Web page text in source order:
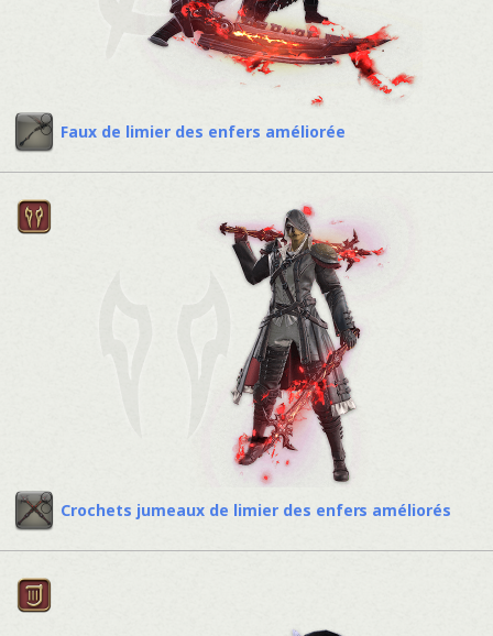
Faux de limier des enfers améliorée
Crochets jumeaux de limier des enfers améliorés